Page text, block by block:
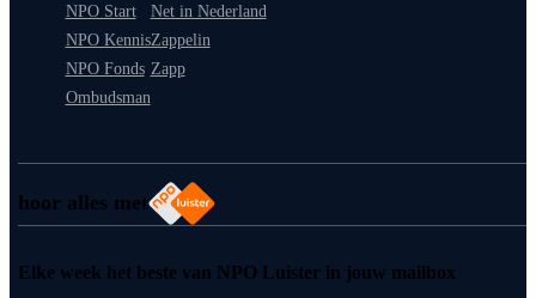
hoor alles met
NPO Start
NPO Kennis
NPO Fonds
Ombudsman
Net in Nederland
Zappelin
Zapp
Elke week het beste van NPO Luister in jouw mailbox